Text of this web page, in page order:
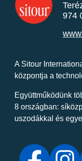
974
A Sitour
központja a
Együttműködünk
8 országban:
uszodákkal és